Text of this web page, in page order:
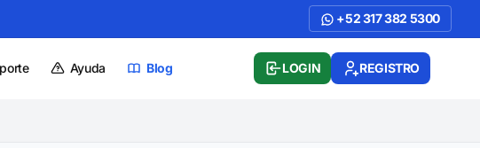
+52 317 382 5300
Ayuda Blog LOGIN REGISTRO